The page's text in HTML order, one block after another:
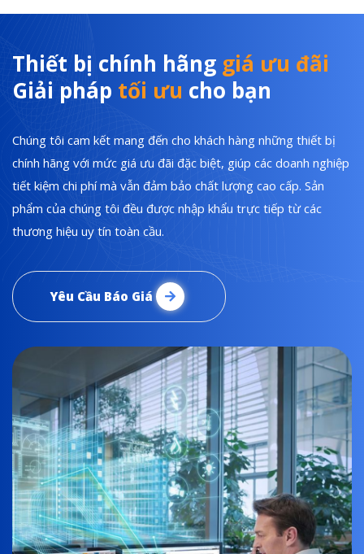
Thiết bị chính hãng giá ưu đãi
Giải pháp tối ưu cho bạn
Chúng tôi cam kết mang đến cho khách hàng những thiết bị
chính hãng với mức giá ưu đãi đặc biệt, giúp các doanh nghiệp
tiết kiệm chi phí mà vẫn đảm bảo chất lượng cao cấp. Sản
phẩm của chúng tôi đều được nhập khẩu trực tiếp từ các
thương hiệu uy tín toàn cầu.
Yêu Cầu Báo Giá